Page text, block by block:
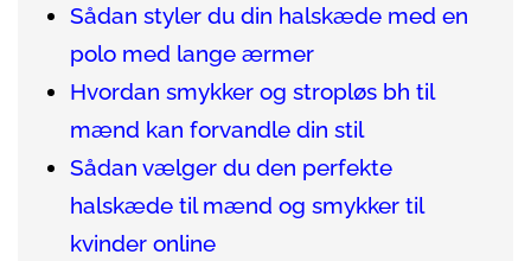
Sådan styler du din halskæde med en
polo med lange ærmer
Hvordan smykker og stropløs bh til
mænd kan forvandle din stil
Sådan vælger du den perfekte
halskæde til mænd og smykker til
kvinder online